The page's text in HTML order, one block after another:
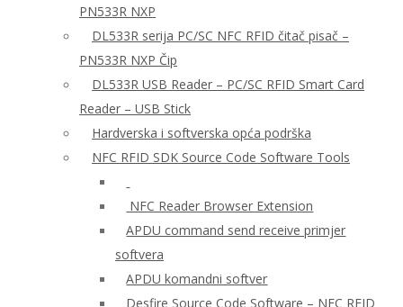
PN533R NXP
DL533R serija PC/SC NFC RFID čitač pisač –
PN533R NXP Čip
DL533R USB Reader – PC/SC RFID Smart Card
Reader – USB Stick
Hardverska i softverska opća podrška
NFC RFID SDK Source Code Software Tools
NFC Reader Browser Extension
APDU command send receive primjer
softvera
APDU komandni softver
Desfire Source Code Software – NFC RFID